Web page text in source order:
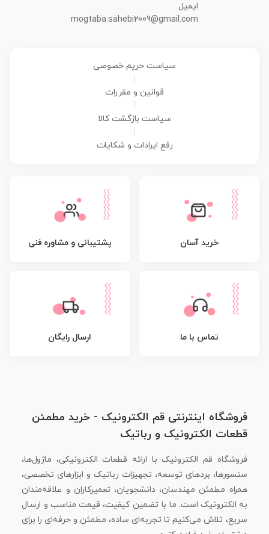
ایمیل
mogtaba.sahebi2009@gmail.com
سیاست حریم خصوصی
قوانین و مقررات
سیاست بازگشت کالا
رفع ایرادات و شکایات
خرید آسان پشتیبانی و مشاوره فنی
تماس با ما ارسال رایگان
فروشگاه اینترنتی قم الکترونیک - خرید مطمئن
قطعات الکترونیک و رباتیک
فروشگاه قم الکترونیک با ارائه قطعات الکترونیکی، ماژول‌ها،
سنسورها، بردهای توسعه، تجهیزات رباتیک و ابزارهای تخصصی،
همراه مطمئن مهندسان، دانشجویان، تعمیرکاران و علاقه‌مندان
به الکترونیک است. ما با تضمین کیفیت، قیمت مناسب و ارسال
سریع، تلاش می‌کنیم تا تجربه‌ای ساده، مطمئن و حرفه‌ای را برای